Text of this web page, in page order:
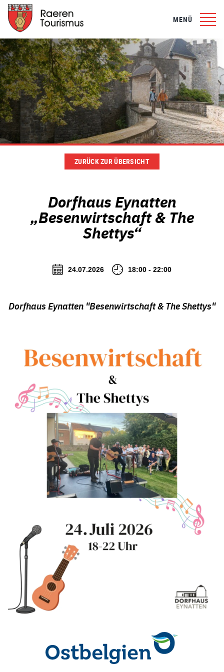
MENÜ
ZURÜCK ZUR ÜBERSICHT
Dorfhaus Eynatten
„Besenwirtschaft & The
Shettys“
24.07.2026 18:00 - 22:00
Dorfhaus Eynatten "Besenwirtschaft & The Shettys"